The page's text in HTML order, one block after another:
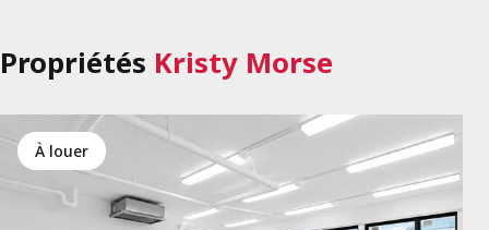
Propriétés Kristy Morse
à louer